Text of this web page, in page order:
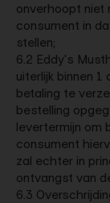
onverhoopt niet
consument in
stellen;
6.2 Eddy's
uiterlijk binnen
betaling te
bestelling
levertermijn om
consument
zal echter in
ontvangst van
6.3